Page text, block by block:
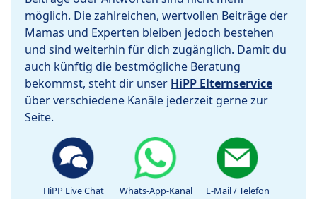
möglich. Die zahlreichen, wertvollen Beiträge der
Mamas und Experten bleiben jedoch bestehen
und sind weiterhin für dich zugänglich. Damit du
auch künftig die bestmögliche Beratung
bekommst, steht dir unser HiPP Elternservice
über verschiedene Kanäle jederzeit gerne zur
Seite.
HiPP Live Chat Whats-App-Kanal E-Mail / Telefon